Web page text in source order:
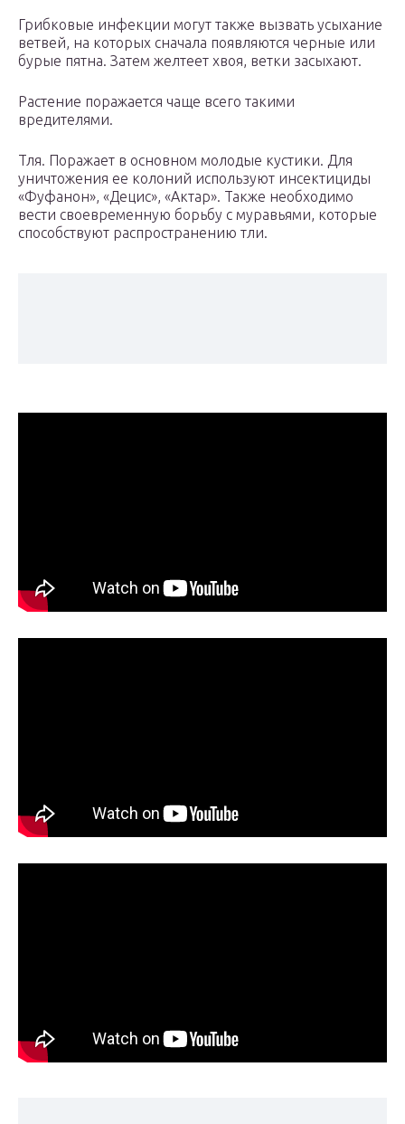
Грибковые инфекции могут также вызвать усыхание
ветвей, на которых сначала появляются черные или
бурые пятна. Затем желтеет хвоя, ветки засыхают.
Растение поражается чаще всего такими
вредителями.
Тля. Поражает в основном молодые кустики. Для
уничтожения ее колоний используют инсектициды
«Фуфанон», «Децис», «Актар». Также необходимо
вести своевременную борьбу с муравьями, которые
способствуют распространению тли.